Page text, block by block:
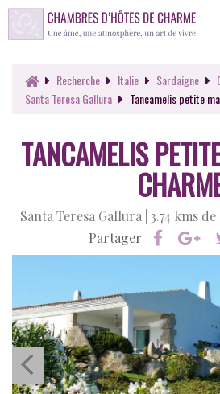
Recherche Italie Sardaigne
Santa Teresa Gallura
Tancamelis petite
TANCAMELIS
Santa Teresa Gallura | 3.74 kms
Partager